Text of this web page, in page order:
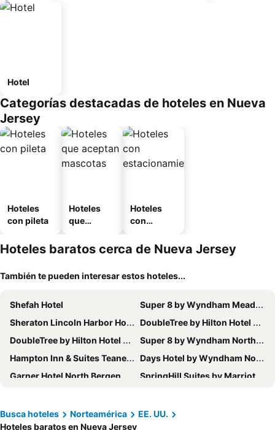
Hotel
Categorías destacadas de hoteles en Nueva
Jersey
Hoteles
con pileta
Hoteles
que
mascotas
Hoteles
con
miento
Hoteles baratos cerca de Nueva Jersey
También te pueden interesar estos hoteles...
Shefah Hotel
Super 8 by Wyndham Meadowlands
Sheraton Lincoln Harbor Hotel
DoubleTree by Hilton Hotel & Suites Jersey City
DoubleTree by Hilton Hotel Newark Airport
Super 8 by Wyndham North Bergen NJ/NYC Area
Hampton Inn & Suites Teaneck Glenpointe
Days Hotel by Wyndham North Bergen /NYC Area
Garner Hotel North Bergen by IHG
SpringHill Suites by Marriott Newark Liberty International Airport
Crowne Plaza Englewood By Ihg
Ramada by Wyndham Jersey City
Busca hoteles Norteamérica
EE. UU.
Hoteles baratos en Nueva Jersey